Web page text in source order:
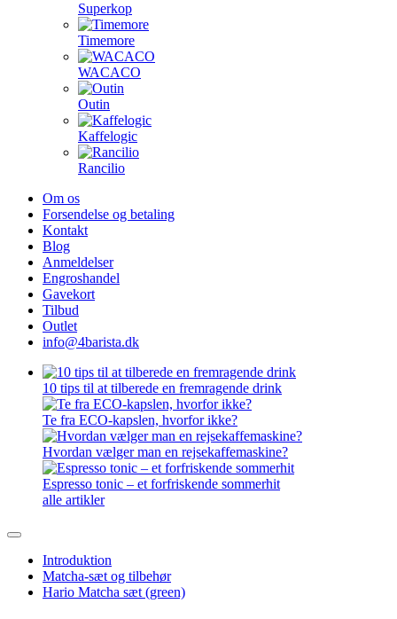
Superkop
Timemore
WACACO
Outin
Kaffelogic
Rancilio
Om os
Forsendelse og betaling
Kontakt
Blog
Anmeldelser
Engroshandel
Gavekort
Tilbud
Outlet
info@4barista.dk
10 tips til at tilberede en fremragende drink
Te fra ECO-kapslen, hvorfor ikke?
Hvordan vælger man en rejsekaffemaskine?
Espresso tonic – et forfriskende sommerhit
alle artikler
Introduktion
Matcha-sæt og tilbehør
Hario Matcha sæt (green)